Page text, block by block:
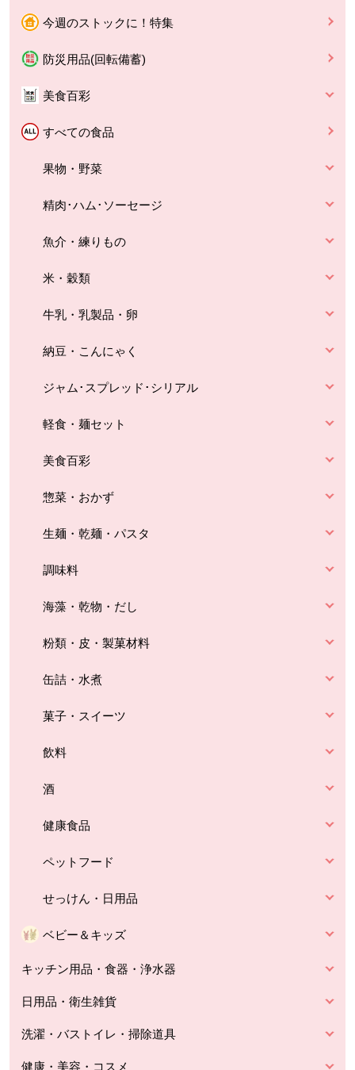
今週のストックに！特集
防災用品(回転備蓄)
美食百彩
すべての食品
果物・野菜
精肉･ハム･ソーセージ
魚介・練りもの
米・穀類
牛乳・乳製品・卵
納豆・こんにゃく
ジャム･スプレッド･シリアル
軽食・麺セット
美食百彩
惣菜・おかず
生麺・乾麺・パスタ
調味料
海藻・乾物・だし
粉類・皮・製菓材料
缶詰・水煮
菓子・スイーツ
飲料
酒
健康食品
ペットフード
せっけん・日用品
ベビー＆キッズ
キッチン用品・食器・浄水器
日用品・衛生雑貨
洗濯・バストイレ・掃除道具
健康・美容・コスメ